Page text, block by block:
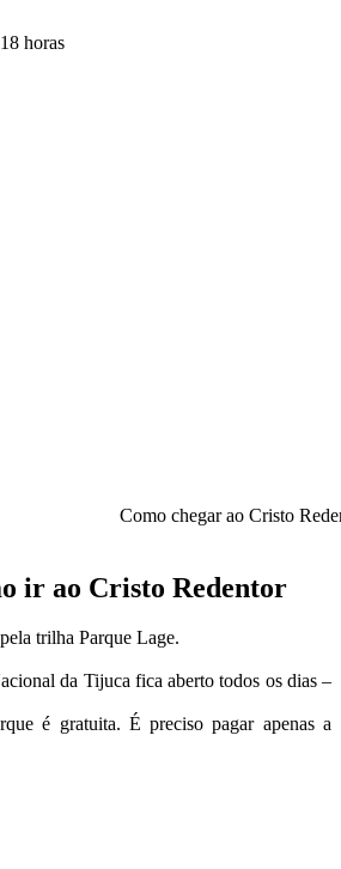
horas
Como chegar ao Cristo
ir ao Cristo Redentor
trilha Parque Lage.
da Tijuca fica aberto todos os dias –
é gratuita. É preciso pagar apenas a